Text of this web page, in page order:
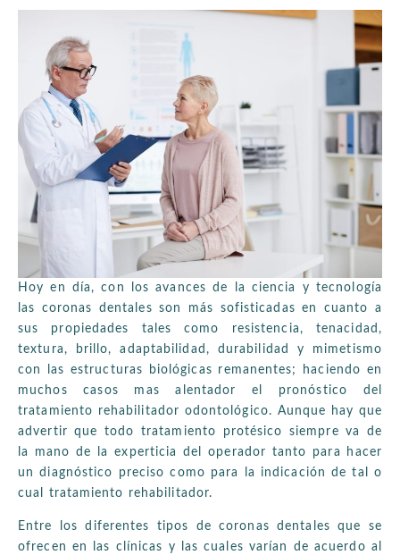
Hoy en día, con los avances de la ciencia y tecnología
las coronas dentales son más sofisticadas en cuanto a
sus propiedades tales como resistencia, tenacidad,
textura, brillo, adaptabilidad, durabilidad y mimetismo
con las estructuras biológicas remanentes; haciendo en
muchos casos mas alentador el pronóstico del
tratamiento rehabilitador odontológico. Aunque hay que
advertir que todo tratamiento protésico siempre va de
la mano de la experticia del operador tanto para hacer
un diagnóstico preciso como para la indicación de tal o
cual tratamiento rehabilitador.
Entre los diferentes tipos de coronas dentales que se
ofrecen en las clínicas y las cuales varían de acuerdo al